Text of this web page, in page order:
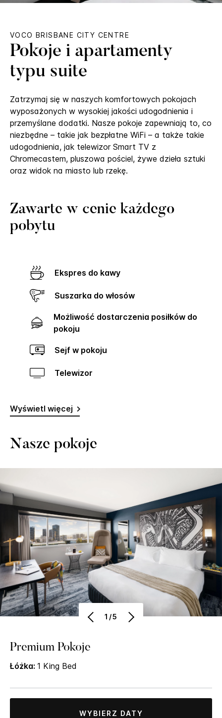
VOCO BRISBANE CITY CENTRE
Pokoje i apartamenty
typu suite
Zatrzymaj się w naszych komfortowych pokojach
wyposażonych w wysokiej jakości udogodnienia i
przemyślane dodatki. Nasze pokoje zapewniają to, co
niezbędne – takie jak bezpłatne WiFi – a także takie
udogodnienia, jak telewizor Smart TV z
Chromecastem, pluszowa pościel, żywe dzieła sztuki
oraz widok na miasto lub rzekę.
Zawarte w cenie każdego
pobytu
Ekspres do kawy
Suszarka do włosów
Możliwość dostarczenia posiłków do
pokoju
Sejf w pokoju
Telewizor
Wyświetl więcej
Nasze pokoje
1/5
Premium Pokoje
Łóżka: 1 King Bed
WYBIERZ DATY